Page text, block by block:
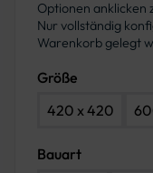
Optionen anklicken
Nur vollständig
Warenkorb gelegt
Größe
420 x 420
Bauart